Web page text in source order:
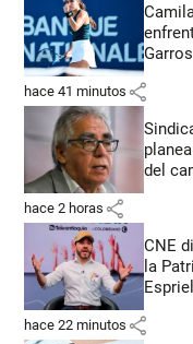
Garros
hace 41 minutos share
del
hace 2 horas share
CNE
la
hace 22 minutos share